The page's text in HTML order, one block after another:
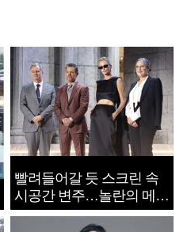
빨려들어갈 듯 스크린 속
시공간 변주…놀란의 메시
지는 ‘전쟁 속죄’